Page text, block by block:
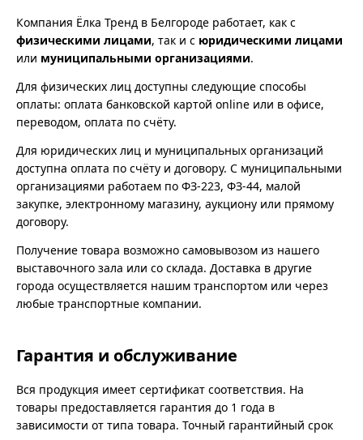
Компания Ёлка Тренд в Белгороде работает, как с
физическими лицами, так и с юридическими лицами
или муниципальными организациями.
Для физических лиц доступны следующие способы
оплаты: оплата банковской картой online или в офисе,
переводом, оплата по счёту.
Для юридических лиц и муниципальных организаций
доступна оплата по счёту и договору. С муниципальными
организациями работаем по ФЗ-223, ФЗ-44, малой
закупке, электронному магазину, аукциону или прямому
договору.
Получение товара возможно самовывозом из нашего
выставочного зала или со склада. Доставка в другие
города осуществляется нашим транспортом или через
любые транспортные компании.
Гарантия и обслуживание
Вся продукция имеет сертификат соответствия. На
товары предоставляется гарантия до 1 года в
зависимости от типа товара. Точный гарантийный срок